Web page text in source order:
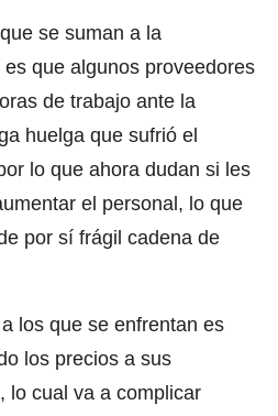
se suman a la
que algunos proveedores
de trabajo ante la
huelga que sufrió el
lo que ahora dudan si les
el personal, lo que
por sí frágil cadena de
los que se enfrentan es
los precios a sus
lo cual va a complicar